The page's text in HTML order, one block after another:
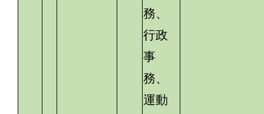
務、
行政
事
務、
運動